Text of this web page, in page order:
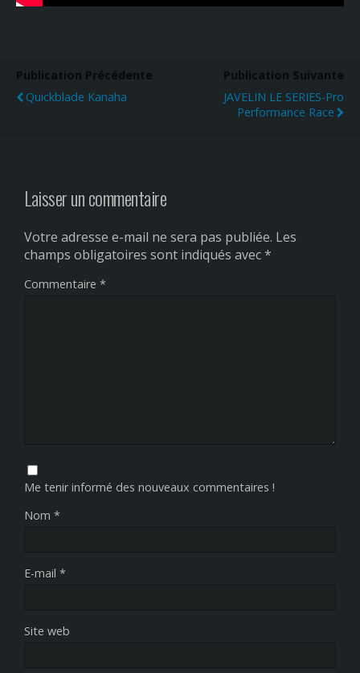
Publication Précédente
Quickblade Kanaha
Publication Suivante
JAVELIN LE SERIES-Pro
Performance Race
Laisser un commentaire
Votre adresse e-mail ne sera pas publiée. Les
champs obligatoires sont indiqués avec*
Commentaire *
Me tenir informé des nouveaux commentaires !
Nom *
E-mail *
Site web